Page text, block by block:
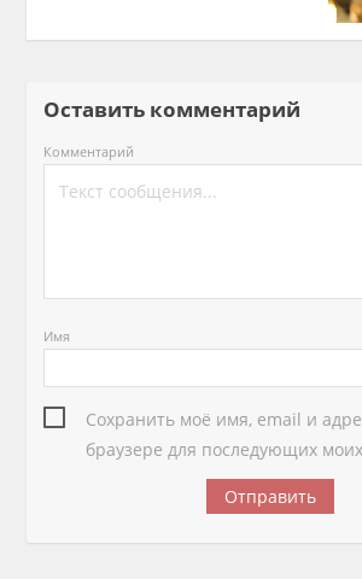
Оставить комментарий
Комментарий
Имя
Сохранить моё имя, email и
браузере для последующих